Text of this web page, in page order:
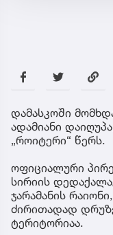
დამასკოში
ადამიანი
„როიტერი“ წერს.
ოფიციალური
სირიის
ჯარამანის
ძირითადად
ტერიტორიაა.